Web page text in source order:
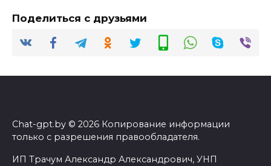
Поделиться с друзьями
Chat-gpt.by © 2026 Копирование информации
только с разрешения правообладателя.
ИП Трачум Александр Александрович, УНП